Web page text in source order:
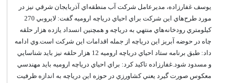
يوسف غفارزاده، مديرعامل شرکت آب منطقه‌اي آذربايجان شرقي نيز در
مورد طرح‌هاي اين شرکت براي احياي درياچه اروميه گفت: لايروبي 270
کيلومتري رودخانه‌هاي منتهي به درياچه و همچنين انسداد يازده هزار حلقه
چاه در حوضه آبريز اين درياچه از جمله اقدامات اين شرکت است.وي ادامه
داد: طبق برنامه ستاد احياي درياچه اروميه 12 هزار حلقه نيز بايد شناسايي
و مسدود شود.غفارزاده تاکيد کرد: براي احياي درياچه اروميه بايد مهندسي
معکوس صورت گيرد يعني کشاورزي در حوزه اين درياچه به اندازه ظرفيت